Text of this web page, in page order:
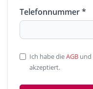
Telefonnummer *
Ich habe dieAGB und
akzeptiert.